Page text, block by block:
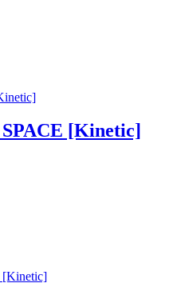
[Kinetic]